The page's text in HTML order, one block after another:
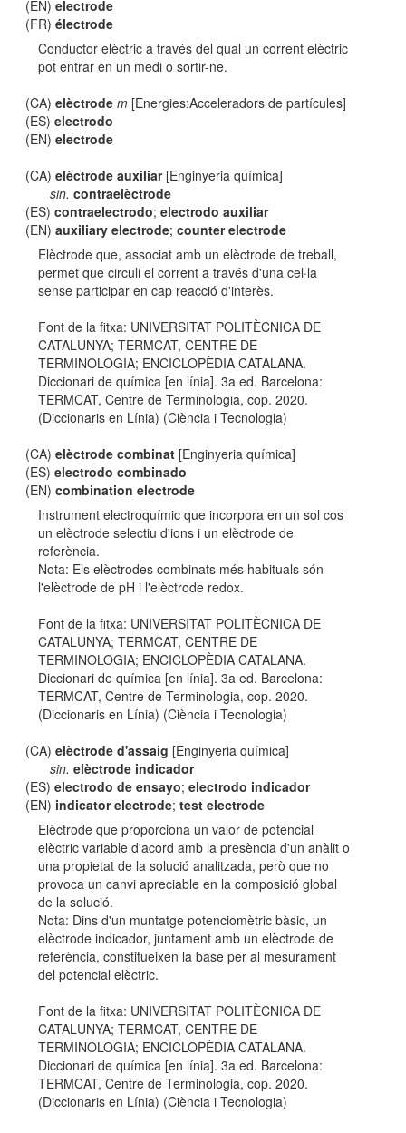
(EN)electrode
(FR)électrode
Conductor elèctric a través del qual un corrent elèctric
pot entrar en un medi o sortir-ne.
(CA)elèctrode m [Energies:Acceleradors de partícules]
(ES)electrodo
(EN)electrode
(CA)elèctrode auxiliar[Enginyeria química]
sin. contraelèctrode
(ES)contraelectrodo;electrodo auxiliar
(EN)auxiliary electrode;counter electrode
Elèctrode que, associat amb un elèctrode de treball,
permet que circuli el corrent a través d'una cel·la
sense participar en cap reacció d'interès.
Font de la fitxa: UNIVERSITAT POLITÈCNICA DE
CATALUNYA; TERMCAT, CENTRE DE
TERMINOLOGIA; ENCICLOPÈDIA CATALANA.
Diccionari de química [en línia]. 3a ed. Barcelona:
TERMCAT, Centre de Terminologia, cop. 2020.
(Diccionaris en Línia) (Ciència i Tecnologia)
(CA)elèctrode combinat [Enginyeria química]
(ES)electrodo combinado
(EN)combination electrode
Instrument electroquímic que incorpora en un sol cos
un elèctrode selectiu d'ions i un elèctrode de
referència.
Nota: Els elèctrodes combinats més habituals són
l'elèctrode de pH i l'elèctrode redox.
Font de la fitxa: UNIVERSITAT POLITÈCNICA DE
CATALUNYA; TERMCAT, CENTRE DE
TERMINOLOGIA; ENCICLOPÈDIA CATALANA.
Diccionari de química [en línia]. 3a ed. Barcelona:
TERMCAT, Centre de Terminologia, cop. 2020.
(Diccionaris en Línia) (Ciència i Tecnologia)
(CA)elèctrode d'assaig [Enginyeria química]
sin. elèctrode indicador
(ES)electrodo de ensayo;electrodo indicador
(EN) indicator electrode;test electrode
Elèctrode que proporciona un valor de potencial
elèctric variable d'acord amb la presència d'un anàlit o
una propietat de la solució analitzada, però que no
provoca un canvi apreciable en la composició global
de la solució.
Nota: Dins d'un muntatge potenciomètric bàsic, un
elèctrode indicador, juntament amb un elèctrode de
referència, constitueixen la base per al mesurament
del potencial elèctric.
Font de la fitxa: UNIVERSITAT POLITÈCNICA DE
CATALUNYA; TERMCAT, CENTRE DE
TERMINOLOGIA; ENCICLOPÈDIA CATALANA.
Diccionari de química [en línia]. 3a ed. Barcelona:
TERMCAT, Centre de Terminologia, cop. 2020.
(Diccionaris en Línia) (Ciència i Tecnologia)